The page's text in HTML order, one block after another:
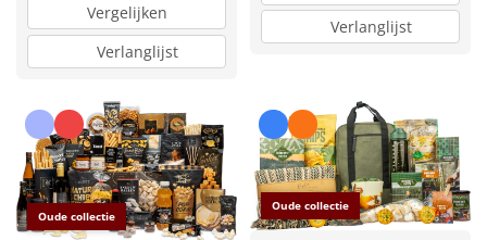
Vergelijken
Verlanglijst
Verlanglijst
Oude collectie
Oude collectie